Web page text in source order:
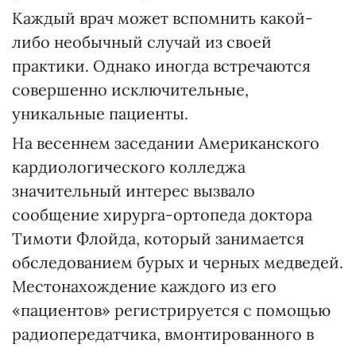
Каждый врач может вспомнить какой-
либо необычный случай из своей
практики. Однако иногда встречаются
совершенно исключительные,
уникальные пациенты.
На весеннем заседании Американского
кардиологического колледжа
значительный интерес вызвало
сообщение хирурга-ортопеда доктора
Тимоти Флойда, который занимается
обследованием бурых и черных медведей.
Местонахождение каждого из его
«пациентов» регистрируется с помощью
радиопередатчика, вмонтированного в